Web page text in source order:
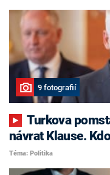
9 fotografií
Turkova pomsta, nekonfliktní Havlíček i
návrat Klause.
Téma: Politika